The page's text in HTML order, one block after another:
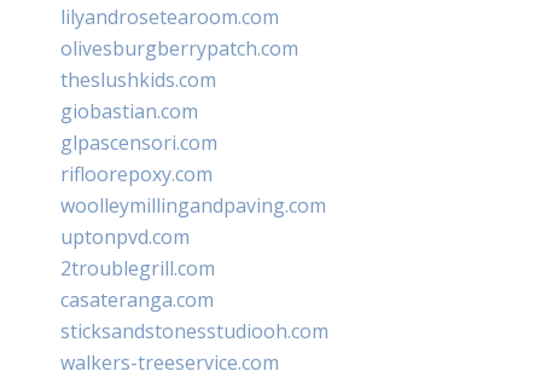
lilyandrosetearoom.com
olivesburgberrypatch.com
theslushkids.com
giobastian.com
glpascensori.com
rifloorepoxy.com
woolleymillingandpaving.com
uptonpvd.com
2troublegrill.com
casateranga.com
sticksandstonesstudiooh.com
walkers-treeservice.com